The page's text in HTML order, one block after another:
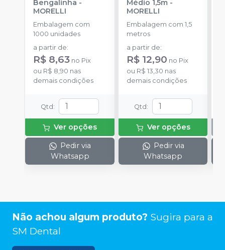
Bengalinha -
MORELLI
Embalagem com
1000 unidades
a partir de:
R$ 8,63 no Pix
ou R$ 8,90 nas
demais condições
Qtd :
Ver opções
Pedir via
Whatsapp
Médio 1,5m-
MORELLI
Embalagem com 1,5
metros
a partir de:
R$ 12,90 no Pix
ou R$ 13,30 nas
demais condições
Qtd :
Ver opções
Pedir via
Whatsapp
Não achou algum produto? Sugira para a
SM Dental